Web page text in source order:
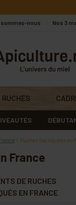
sommes-nous Nos 3
RUCHES
Ruches fabriquées en
France
DE RUCHES
EN FRANCE